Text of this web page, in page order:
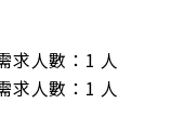
求人數：1 人
求人數：1 人